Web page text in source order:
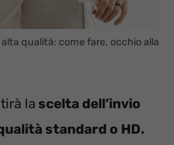
qualità: come fare, occhio alla
la scelta dell’invio
standard o HD.